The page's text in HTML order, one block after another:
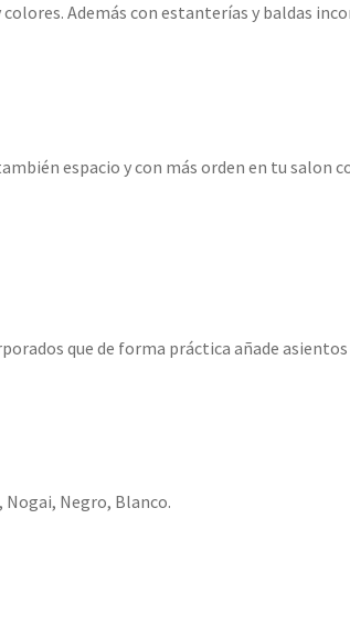
Además con estanterías y baldas
espacio y con más orden en tu salon
que de forma práctica añade
Negro, Blanco.